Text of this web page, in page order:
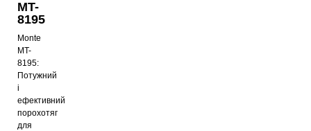
MT-
8195
Monte
MT-
8195:
Потужний
і
ефективний
порохотяг
для